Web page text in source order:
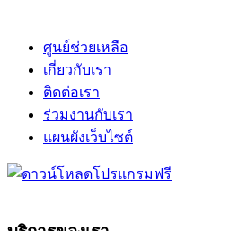
ศูนย์ช่วยเหลือ
เกี่ยวกับเรา
ติดต่อเรา
ร่วมงานกับเรา
แผนผังเว็บไซต์